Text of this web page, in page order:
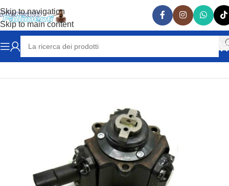
Skip to navigation
Skip to main content
Home RICAMBI AUTO MERCEDES